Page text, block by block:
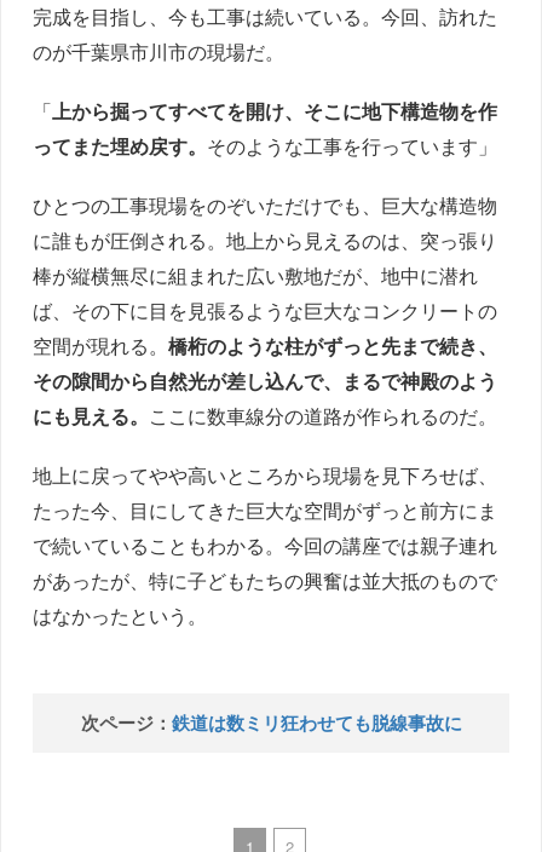
完成を目指し、今も工事は続いている。今回、訪れた
のが千葉県市川市の現場だ。
「上から掘ってすべてを開け、そこに地下構造物を作
ってまた埋め戻す。 そのような工事を行っています」
ひとつの工事現場をのぞいただけでも、巨大な構造物
に誰もが圧倒される。地上から見えるのは、突っ張り
棒が縦横無尽に組まれた広い敷地だが、地中に潜れ
ば、その下に目を見張るような巨大なコンクリートの
空間が現れる。橋桁のような柱がずっと先まで続き、
その隙間から自然光が差し込んで、まるで神殿のよう
にも見える。 ここに数車線分の道路が作られるのだ。
地上に戻ってやや高いところから現場を見下ろせば、
たった今、目にしてきた巨大な空間がずっと前方にま
で続いていることもわかる。今回の講座では親子連れ
があったが、特に子どもたちの興奮は並大抵のもので
はなかったという。
次ページ： 鉄道は数ミリ狂わせても脱線事故に
1 2